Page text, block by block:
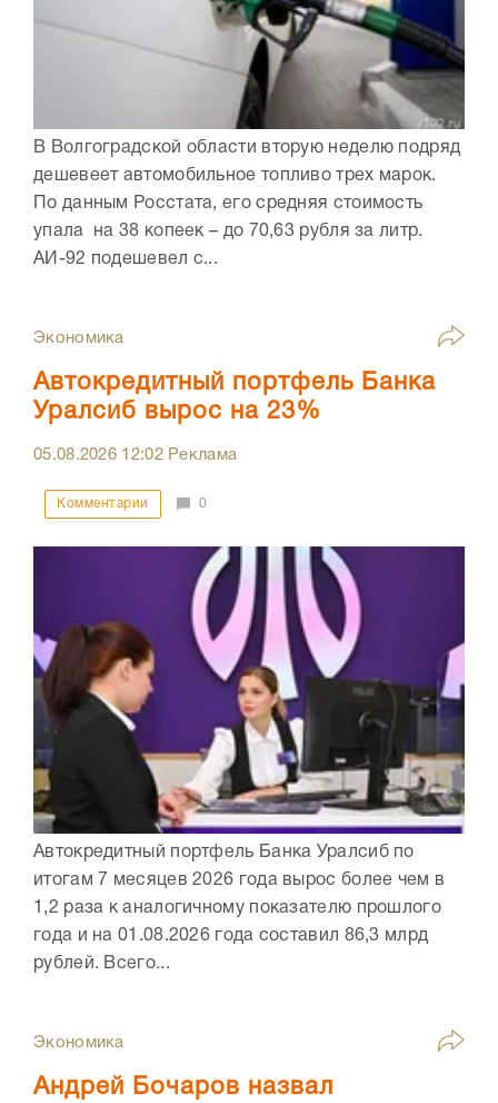
В Волгоградской области вторую неделю подряд
дешевеет автомобильное топливо трех марок.
По данным Росстата, его средняя стоимость
упала на 38 копеек – до 70,63 рубля за литр.
АИ-92 подешевел с...
Экономика
Автокредитный портфель Банка
Уралсиб вырос на 23%
05.08.2026 12:02Реклама
Комментарии 0
Автокредитный портфель Банка Уралсиб по
итогам 7 месяцев 2026 года вырос более чем в
1,2 раза к аналогичному показателю прошлого
года и на 01.08.2026 года составил 86,3 млрд
рублей. Всего...
Экономика
Андрей Бочаров назвал